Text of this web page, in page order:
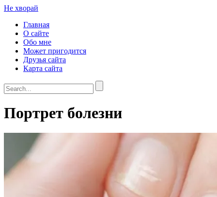
Не хворай
Главная
О сайте
Обо мне
Может пригодится
Друзья сайта
Карта сайта
Портрет болезни